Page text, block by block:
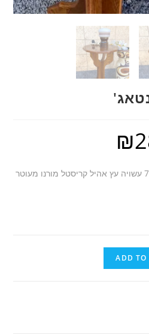
₪
מנורת שולחן וינטאג' שנות ה-70 עשויה עץ אהיל קריסטל מורנו מעוטר
ADD TO